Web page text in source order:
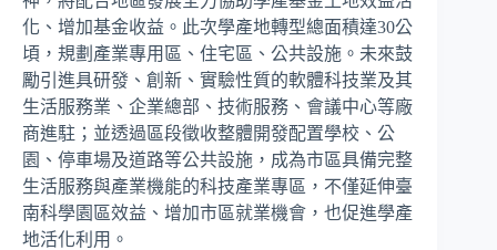
化、增加基金收益。此次學產地轉型總面積達30公
頃，規劃產業專用區、住宅區、公共設施。未來鼓
勵引進具研發、創新、實驗性質的軟體科技業及其
生活服務業、企業總部、技術服務、會議中心等廠
商進駐；並透過區段徵收整體開發配置學校、公
園、停車場及道路等公共設施，成為市區具備完整
生活服務與產業機能的科技產業專區，不僅延伸臺
南科學園區效益、增加市區就業機會，也促進學產
地活化利用。